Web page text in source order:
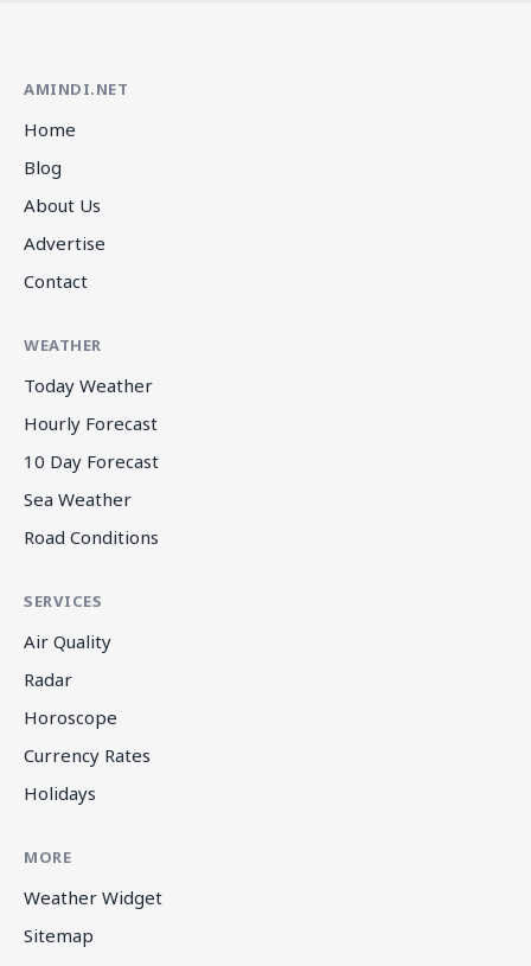
AMINDI.NET
Home
Blog
About Us
Advertise
Contact
WEATHER
Today Weather
Hourly Forecast
10 Day Forecast
Sea Weather
Road Conditions
SERVICES
Air Quality
Radar
Horoscope
Currency Rates
Holidays
MORE
Weather Widget
Sitemap